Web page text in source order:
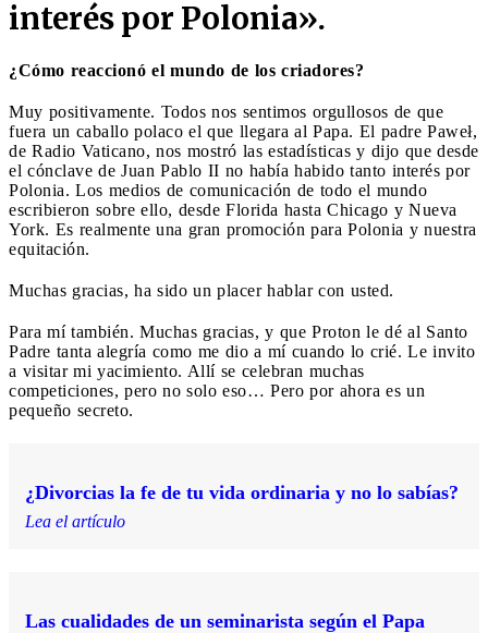
interés por Polonia».
¿Cómo reaccionó el mundo de los criadores?
Muy positivamente. Todos nos sentimos orgullosos de que
fuera un caballo polaco el que llegara al Papa. El padre Paweł,
de Radio Vaticano, nos mostró las estadísticas y dijo que desde
el cónclave de Juan Pablo II no había habido tanto interés por
Polonia. Los medios de comunicación de todo el mundo
escribieron sobre ello, desde Florida hasta Chicago y Nueva
York. Es realmente una gran promoción para Polonia y nuestra
equitación.
Muchas gracias, ha sido un placer hablar con usted.
Para mí también. Muchas gracias, y que Proton le dé al Santo
Padre tanta alegría como me dio a mí cuando lo crié. Le invito
a visitar mi yacimiento. Allí se celebran muchas
competiciones, pero no solo eso… Pero por ahora es un
pequeño secreto.
¿Divorcias la fe de tu vida ordinaria y no lo sabías?
Lea el artículo
Las cualidades de un seminarista según el Papa